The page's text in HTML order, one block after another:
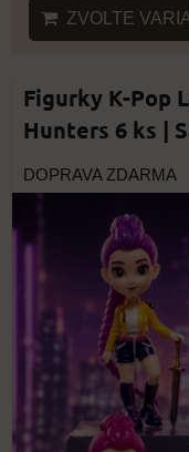
ZVOLTE
Figurky K-Pop
Hunters 6 ks |
DOPRAVA ZDARMA